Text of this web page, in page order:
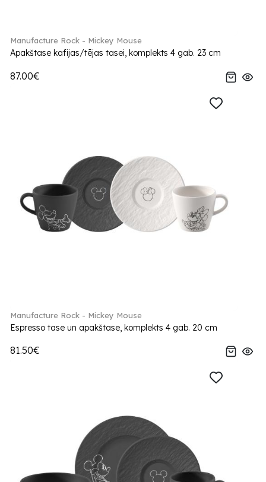
Manufacture Rock - Mickey Mouse
Apakštase kafijas/tējas tasei, komplekts 4 gab. 23 cm
87.00€
Manufacture Rock - Mickey Mouse
Espresso tase un apakštase, komplekts 4 gab. 20 cm
81.50€